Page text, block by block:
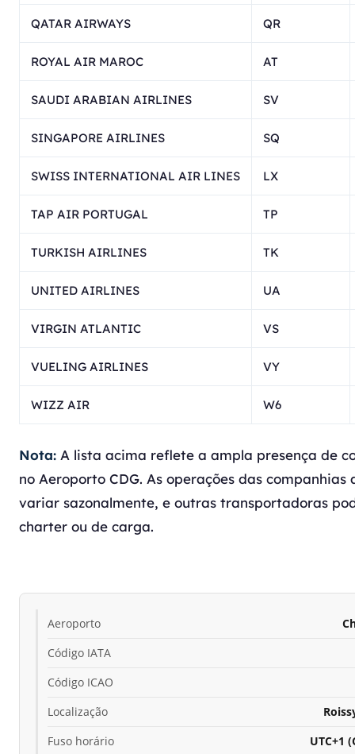
QATAR AIRWAYS QR
ROYAL AIR MAROC AT
SAUDI ARABIAN AIRLINES SV
SINGAPORE AIRLINES SQ
SWISS INTERNATIONAL AIR LINES LX
TAP AIR PORTUGAL TP
TURKISH AIRLINES TK
UNITED AIRLINES UA
VIRGIN ATLANTIC VS
VUELING AIRLINES VY
WIZZ AIR W6
Nota: A lista acima reflete a ampla presença de
no Aeroporto CDG. As operações das companhias
variar sazonalmente, e outras transportadoras
charter ou de carga.
Aeroporto
Código IATA
Código ICAO
Localização
Fuso horário
UTC+1